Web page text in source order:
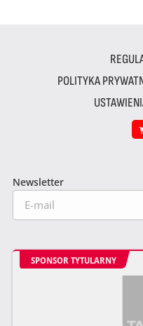
POLITYKA
Newsletter
SPONSOR TYTULARNY